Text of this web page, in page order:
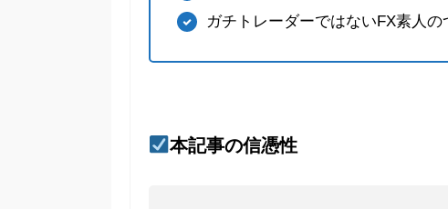
ガチトレーダーではないFX素人の
本記事の信憑性